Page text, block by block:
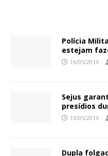
Polícia
estejam
16/05/2013
Sejus
presídios
13/05/2013
Dupla